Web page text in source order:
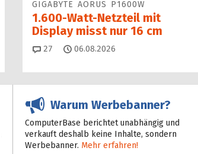
GIGABYTE AORUS P1600W
1.600-Watt-Netzteil mit
Display misst nur 16 cm
27 Kommentare
06.08.2026
Warum Werbebanner?
ComputerBase berichtet unabhängig und
verkauft deshalb keine Inhalte, sondern
Werbebanner. Mehr erfahren!